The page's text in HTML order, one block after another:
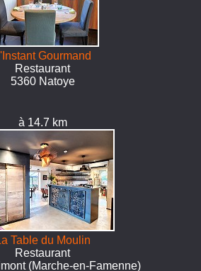
Gourmand
Restaurant
5360 Natoye
à 14.7 km
Table du Moulin
Restaurant
(Marche-en-Famenne)